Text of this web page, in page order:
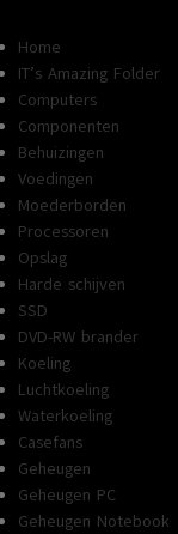
Home
IT’s Amazing Folder
Computers
Componenten
Behuizingen
Voedingen
Moederborden
Processoren
Opslag
Harde schijven
SSD
DVD-RW brander
Koeling
Luchtkoeling
Waterkoeling
Casefans
Geheugen
Geheugen PC
Geheugen Notebook